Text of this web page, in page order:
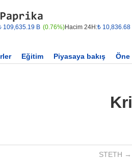
109,635.19 B (0.76%)Hacim 24H:₺ 10,836.68
Eğitim Piyasaya bakış Öne
STETH →